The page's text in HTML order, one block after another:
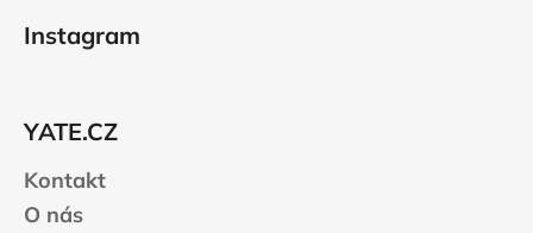
Instagram
YATE.CZ
Kontakt
O nás